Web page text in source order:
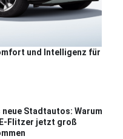
und Intelligenz für
neue Stadtautos: Warum
Flitzer jetzt groß